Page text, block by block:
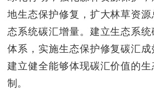
地生态保护修复，扩大林草资源
态系统碳汇增量。建立生态系
体系，实施生态保护修复碳汇成
建立健全能够体现碳汇价值的
制。